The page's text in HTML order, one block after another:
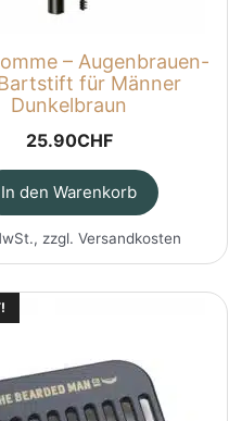
– Augenbrauen-
für Männer
Dunkelbraun
25.90CHF
In den Warenkorb
zzgl. Versandkosten